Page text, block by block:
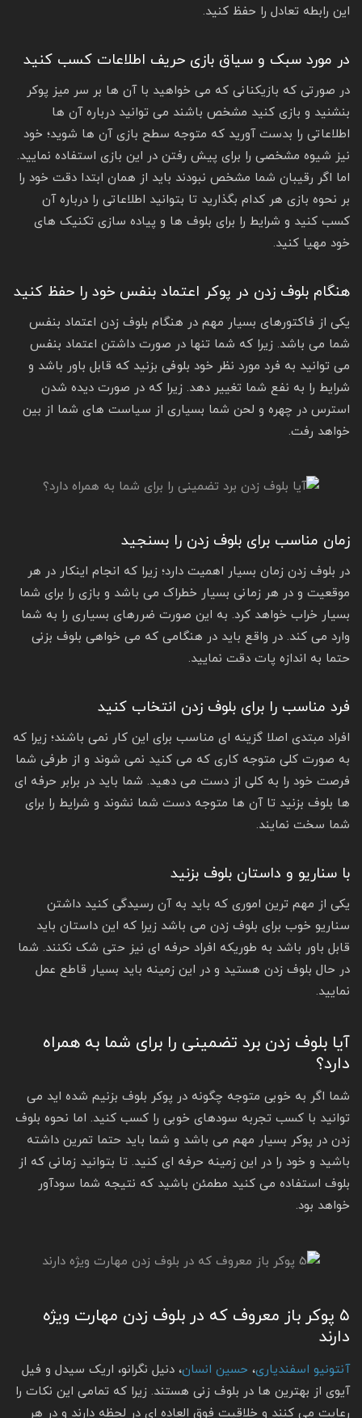
این رابطه تعادل را حفظ کنید.
در مورد سبک و سیاق بازی حریف اطلاعات کسب کنید
در صورتی که بازیکنانی که می خواهید با آن ها بر سر میز پوکر
بنشنید و بازی کنید مشخص باشند می توانید درباره آن ها
اطلاعاتی را بدست آورید که متوجه سطح بازی آن ها شوید؛ خود
نیز شیوه مشخصی را برای پیش رفتن در این بازی استفاده نمایید.
اما اگر رقیبان شما مشخص نبودند باید از همان ابتدا دقت خود را
بر نحوه بازی هر کدام بگذارید تا بتوانید اطلاعاتی را درباره آن
کسب کنید و شرایط را برای بلوف ها و پیاده سازی تکنیک های
خود مهیا کنید.
هنگام بلوف زدن در پوکر اعتماد بنفس خود را حفظ کنید
یکی از فاکتورهای بسیار مهم در هنگام بلوف زدن اعتماد بنفس
شما می باشد. زیرا که شما تنها در صورت داشتن اعتماد بنفس
می توانید به فرد مورد نظر خود بلوفی بزنید که قابل باور باشد و
شرایط را به نفع شما تغییر دهد. زیرا که در صورت دیده شدن
استرس در چهره و لحن شما بسیاری از سیاست های شما از بین
خواهد رفت.
زمان مناسب برای بلوف زدن را بسنجید
در بلوف زدن زمان بسیار اهمیت دارد؛ زیرا که انجام اینکار در هر
موقعیت و در هر زمانی بسیار خطراک می باشد و بازی را برای شما
بسیار خراب خواهد کرد. به این صورت ضررهای بسیاری را به شما
وارد می کند. در واقع باید در هنگامی که می خواهی بلوف بزنی
حتما به اندازه پات دقت نمایید.
فرد مناسب را برای بلوف زدن انتخاب کنید
افراد مبتدی اصلا گزینه ای مناسب برای این کار نمی باشند؛ زیرا که
به صورت کلی متوجه کاری که می کنید نمی شوند و از طرفی شما
فرصت خود را به کلی از دست می دهید. شما باید در برابر حرفه ای
ها بلوف بزنید تا آن ها متوجه دست شما نشوند و شرایط را برای
شما سخت نمایند.
با سناریو و داستان بلوف بزنید
یکی از مهم ترین اموری که باید به آن رسیدگی کنید داشتن
سناریو خوب برای بلوف زدن می باشد زیرا که این داستان باید
قابل باور باشد به طوریکه افراد حرفه ای نیز حتی شک نکنند. شما
در حال بلوف زدن هستید و در این زمینه باید بسیار قاطع عمل
نمایید.
آیا بلوف زدن برد تضمینی را برای شما به همراه
دارد؟
شما اگر به خوبی متوجه چگونه در پوکر بلوف بزنیم شده اید می
توانید با کسب تجربه سودهای خوبی را کسب کنید. اما نحوه بلوف
زدن در پوکر بسیار مهم می باشد و شما باید حتما تمرین داشته
باشید و خود را در این زمینه حرفه ای کنید. تا بتوانید زمانی که از
بلوف استفاده می کنید مطمئن باشید که نتیجه شما سودآور
خواهد بود.
۵ پوکر باز معروف که در بلوف زدن مهارت ویژه
دارند
آنتونیو اسفندیاری، حسین انسان، دنیل نگرانو، اریک سیدل و فیل
آیوی از بهترین ها در بلوف زنی هستند. زیرا که تمامی این نکات را
رعایت می کنند و خلاقیت فوق العاده ای در لحظه دارند و در هر